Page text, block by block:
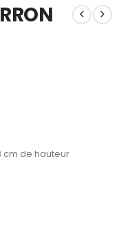
cm de hauteur